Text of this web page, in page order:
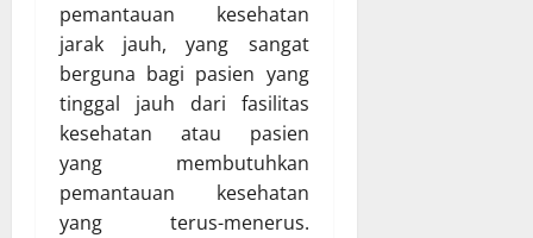
pemantauan kesehatan
jarak jauh, yang sangat
berguna bagi pasien yang
tinggal jauh dari fasilitas
kesehatan atau pasien
yang membutuhkan
pemantauan kesehatan
yang terus-menerus.